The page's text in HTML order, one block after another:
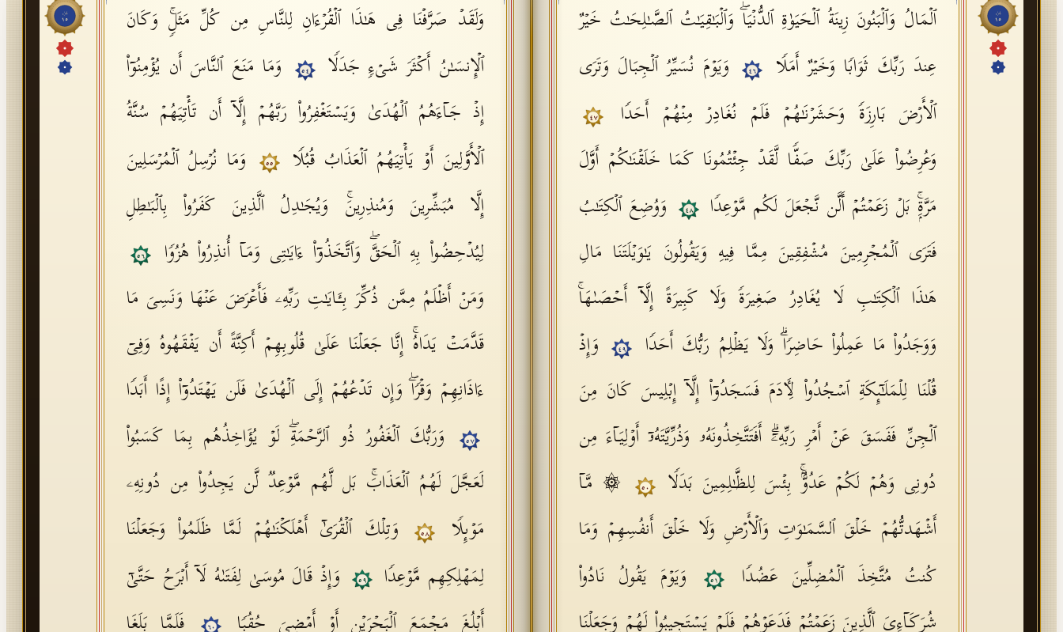
جُزْء
١٥
وَلَقَدۡ صَرَّفۡنَا فِی هَـٰذَا ٱلۡقُرۡءَانِ لِلنَّاسِ مِن كُلِّ مَثَلࣲۚ وَكَانَ
ٱلۡإِنسَـٰنُ أَكۡثَرَ شَیۡءࣲ جَدَلࣰا
٥٤
وَمَا مَنَعَ ٱلنَّاسَ أَن یُؤۡمِنُوۤا۟
إِذۡ جَاۤءَهُمُ ٱلۡهُدَىٰ وَیَسۡتَغۡفِرُوا۟ رَبَّهُمۡ إِلَّاۤ أَن تَأۡتِیَهُمۡ سُنَّةُ
ٱلۡأَوَّلِینَ أَوۡ یَأۡتِیَهُمُ ٱلۡعَذَابُ قُبُلࣰا
٥٥
وَمَا نُرۡسِلُ ٱلۡمُرۡسَلِینَ
إِلَّا مُبَشِّرِینَ وَمُنذِرِینَۚ وَیُجَـٰدِلُ ٱلَّذِینَ كَفَرُوا۟ بِٱلۡبَـٰطِلِ
لِیُدۡحِضُوا۟ بِهِ ٱلۡحَقَّۖ وَٱتَّخَذُوۤا۟ ءَایَـٰتِی وَمَاۤ أُنذِرُوا۟ هُزُوࣰا
٥٦
وَمَنۡ أَظۡلَمُ مِمَّن ذُكِّرَ بِـَٔایَـٰتِ رَبِّهِۦ فَأَعۡرَضَ عَنۡهَا وَنَسِیَ مَا
قَدَّمَتۡ یَدَاهُۚ إِنَّا جَعَلۡنَا عَلَىٰ قُلُوبِهِمۡ أَكِنَّةً أَن یَفۡقَهُوهُ وَفِیۤ
ءَاذَانِهِمۡ وَقۡرࣰاۖ وَإِن تَدۡعُهُمۡ إِلَى ٱلۡهُدَىٰ فَلَن یَهۡتَدُوۤا۟ إِذًا أَبَدࣰا
٥٧
وَرَبُّكَ ٱلۡغَفُورُ ذُو ٱلرَّحۡمَةِۖ لَوۡ یُؤَاخِذُهُم بِمَا كَسَبُوا۟
لَعَجَّلَ لَهُمُ ٱلۡعَذَابَۚ بَل لَّهُم مَّوۡعِدࣱ لَّن یَجِدُوا۟ مِن دُونِهِۦ
مَوۡىِٕلࣰا
٥٨
وَتِلۡكَ ٱلۡقُرَىٰۤ أَهۡلَكۡنَـٰهُمۡ لَمَّا ظَلَمُوا۟ وَجَعَلۡنَا
لِمَهۡلِكِهِم مَّوۡعِدࣰا
٥٩
وَإِذۡ قَالَ مُوسَىٰ لِفَتَىٰهُ لَاۤ أَبۡرَحُ حَتَّىٰۤ
أَبۡلُغَ مَجۡمَعَ ٱلۡبَحۡرَیۡنِ أَوۡ أَمۡضِیَ حُقُبࣰا
٦٠
فَلَمَّا بَلَغَا
جُزْء
١٥
ٱلۡمَالُ وَٱلۡبَنُونَ زِینَةُ ٱلۡحَیَوٰةِ ٱلدُّنۡیَاۖ وَٱلۡبَـٰقِیَـٰتُ ٱلصَّـٰلِحَـٰتُ خَیۡرٌ
عِندَ رَبِّكَ ثَوَابࣰا وَخَیۡرٌ أَمَلࣰا
٤٦
وَیَوۡمَ نُسَیِّرُ ٱلۡجِبَالَ وَتَرَى
ٱلۡأَرۡضَ بَارِزَةࣰ وَحَشَرۡنَـٰهُمۡ فَلَمۡ نُغَادِرۡ مِنۡهُمۡ أَحَدࣰا
٤٧
وَعُرِضُوا۟ عَلَىٰ رَبِّكَ صَفࣰّا لَّقَدۡ جِئۡتُمُونَا كَمَا خَلَقۡنَـٰكُمۡ أَوَّلَ
مَرَّةِۭۚ بَلۡ زَعَمۡتُمۡ أَلَّن نَّجۡعَلَ لَكُم مَّوۡعِدࣰا
٤٨
وَوُضِعَ ٱلۡكِتَـٰبُ
فَتَرَى ٱلۡمُجۡرِمِینَ مُشۡفِقِینَ مِمَّا فِیهِ وَیَقُولُونَ یَـٰوَیۡلَتَنَا مَالِ
هَـٰذَا ٱلۡكِتَـٰبِ لَا یُغَادِرُ صَغِیرَةࣰ وَلَا كَبِیرَةً إِلَّاۤ أَحۡصَىٰهَاۚ
وَوَجَدُوا۟ مَا عَمِلُوا۟ حَاضِرࣰاۗ وَلَا یَظۡلِمُ رَبُّكَ أَحَدࣰا
٤٩
وَإِذۡ
قُلۡنَا لِلۡمَلَـٰۤىِٕكَةِ ٱسۡجُدُوا۟ لِـَٔادَمَ فَسَجَدُوۤا۟ إِلَّاۤ إِبۡلِیسَ كَانَ مِنَ
ٱلۡجِنِّ فَفَسَقَ عَنۡ أَمۡرِ رَبِّهِۦۤۗ أَفَتَتَّخِذُونَهُۥ وَذُرِّیَّتَهُۥۤ أَوۡلِیَاۤءَ مِن
دُونِی وَهُمۡ لَكُمۡ عَدُوُّۢۚ بِئۡسَ لِلظَّـٰلِمِینَ بَدَلࣰا
٥٠
۞ مَّاۤ
أَشۡهَدتُّهُمۡ خَلۡقَ ٱلسَّمَـٰوَ ٰ⁠تِ وَٱلۡأَرۡضِ وَلَا خَلۡقَ أَنفُسِهِمۡ وَمَا
كُنتُ مُتَّخِذَ ٱلۡمُضِلِّینَ عَضُدࣰا
٥١
وَیَوۡمَ یَقُولُ نَادُوا۟
شُرَكَاۤءِیَ ٱلَّذِینَ زَعَمۡتُمۡ فَدَعَوۡهُمۡ فَلَمۡ یَسۡتَجِیبُوا۟ لَهُمۡ وَجَعَلۡنَا